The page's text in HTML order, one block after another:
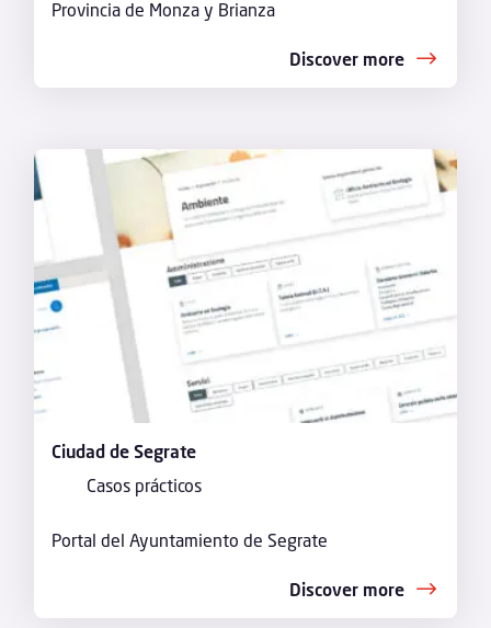
Provincia de Monza y Brianza
Discover more
Ciudad de Segrate
Casos prácticos
Portal del Ayuntamiento de Segrate
Discover more